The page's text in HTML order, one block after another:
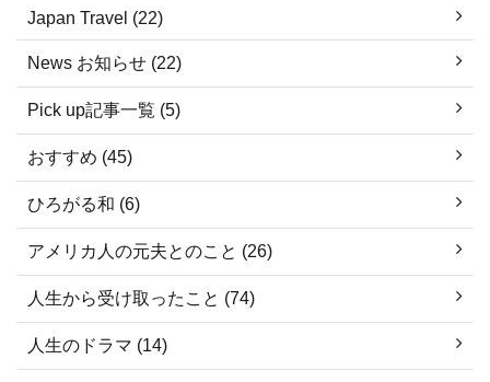
Japan Travel (22)
News お知らせ (22)
Pick up記事一覧 (5)
おすすめ (45)
ひろがる和 (6)
アメリカ人の元夫とのこと (26)
人生から受け取ったこと (74)
人生のドラマ (14)